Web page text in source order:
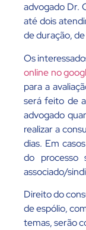
advogado Dr.
até dois
de duração,
Os
online no
para a
será feito de
advogado
realizar a
dias. Em
do processo
associado/
Direito do
de espólio,
temas, serão